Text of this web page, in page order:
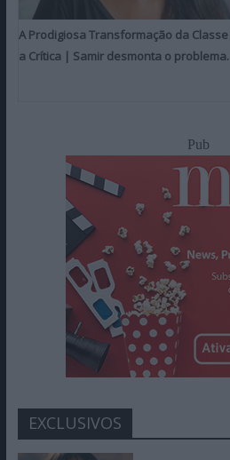
A Prodigiosa Transformação da
a Crítica | Samir desmonta o
Pub
EXCLUSIVOS